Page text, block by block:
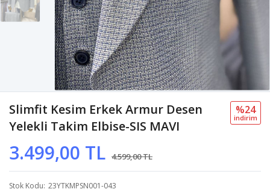
Slimfit Kesim Erkek Armur Desen
Yelekli Takim Elbise-SIS MAVI
3.499,00 TL 4.599,00 TL
%24
i̇ndi̇ri̇m
Stok Kodu 23YTKMPSN001-043